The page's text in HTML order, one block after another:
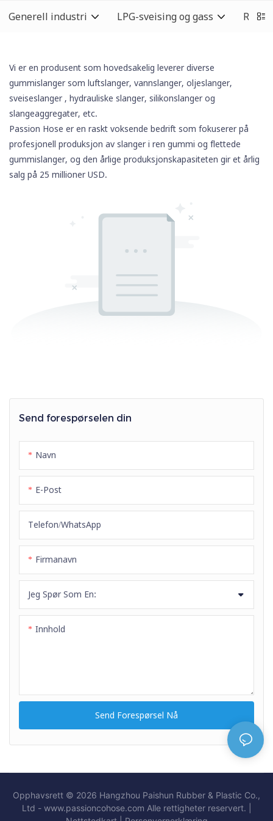
Generell industri LPG-sveising og gass
Send forespørselen din
Navn
E-Post
Telefon/whatsApp
Firmanavn
Jeg Spør Som En:
Innhold
Send Forespørsel Nå
Vi er en produsent som hovedsakelig leverer diverse
gummislanger som luftslanger, vannslanger, oljeslanger,
sveiseslanger, hydrauliske slanger, silikonslangerog
slangeaggregater, etc.
Passion Hose er en raskt voksende bedrift som fokuserer på
profesjonell produksjon av slanger i ren gummi og flettede
gummislanger, og den årlige produksjonskapasiteten gir et årlig
salg på 25 millioner USD.
Opphavsrett © 2026 Hangzhou Paishun Rubber & Plastic Co.,
Ltd - www.passioncohose.com Alle rettigheter reservert. |